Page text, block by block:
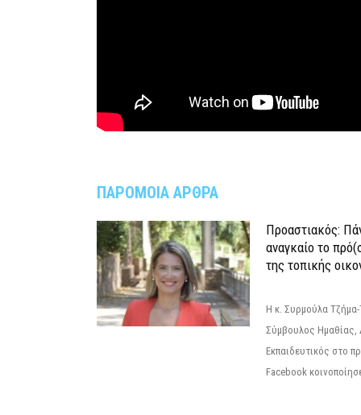
ΠΑΡΟΜΟΙΑ ΑΡΘΡΑ
Προαστιακός:
αναγκαίο το
της τοπικής
Η κ. Συρμούλα
Σύμβουλος Ημαθίας,
Εκπαιδευτικός στο
Facebook